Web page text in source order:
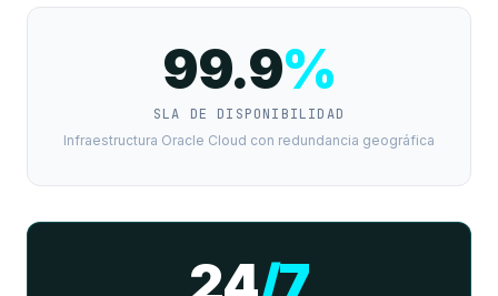
99.9%
SLA DE DISPONIBILIDAD
Infraestructura Oracle Cloud con redundancia geográfica